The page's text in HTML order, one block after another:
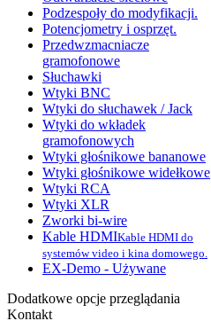
Podzespoły do modyfikacji.
Potencjometry i osprzęt.
Przedwzmacniacze
gramofonowe
Słuchawki
Wtyki BNC
Wtyki do słuchawek / Jack
Wtyki do wkładek
gramofonowych
Wtyki głośnikowe bananowe
Wtyki głośnikowe widełkowe
Wtyki RCA
Wtyki XLR
Zworki bi-wire
Kable HDMIKable HDMI do
systemów video i kina domowego.
EX-Demo - Używane
Dodatkowe opcje przeglądania
Kontakt